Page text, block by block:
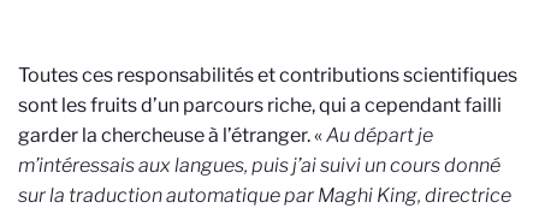
Toutes ces responsabilités et contributions scientifiques
sont les fruits d’un parcours riche, qui a cependant failli
garder la chercheuse à l’étranger. «Au départ je
m’intéressais aux langues, puis j’ai suivi un cours donné
sur la traduction automatique par Maghi King, directrice